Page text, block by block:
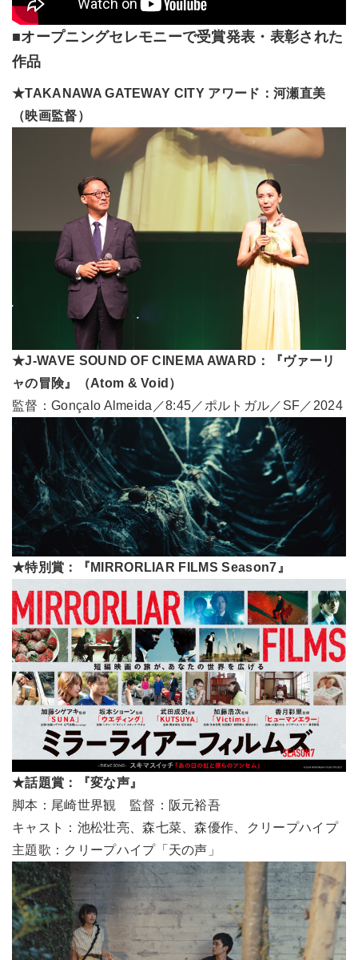
■オープニングセレモニーで受賞発表・表彰された
作品
★TAKANAWA GATEWAY CITY アワード：河瀬直美
（映画監督）
★J-WAVE SOUND OF CINEMA AWARD：『ヴァーリ
ャの冒険』（Atom & Void）
監督：Gonçalo Almeida／8:45／ポルトガル／SF／2024
★特別賞：『MIRRORLIAR FILMS Season7』
★話題賞：『変な声』
脚本：尾崎世界観 監督：阪元裕吾
キャスト：池松壮亮、森七菜、森優作、クリープハイプ
主題歌：クリープハイプ「天の声」